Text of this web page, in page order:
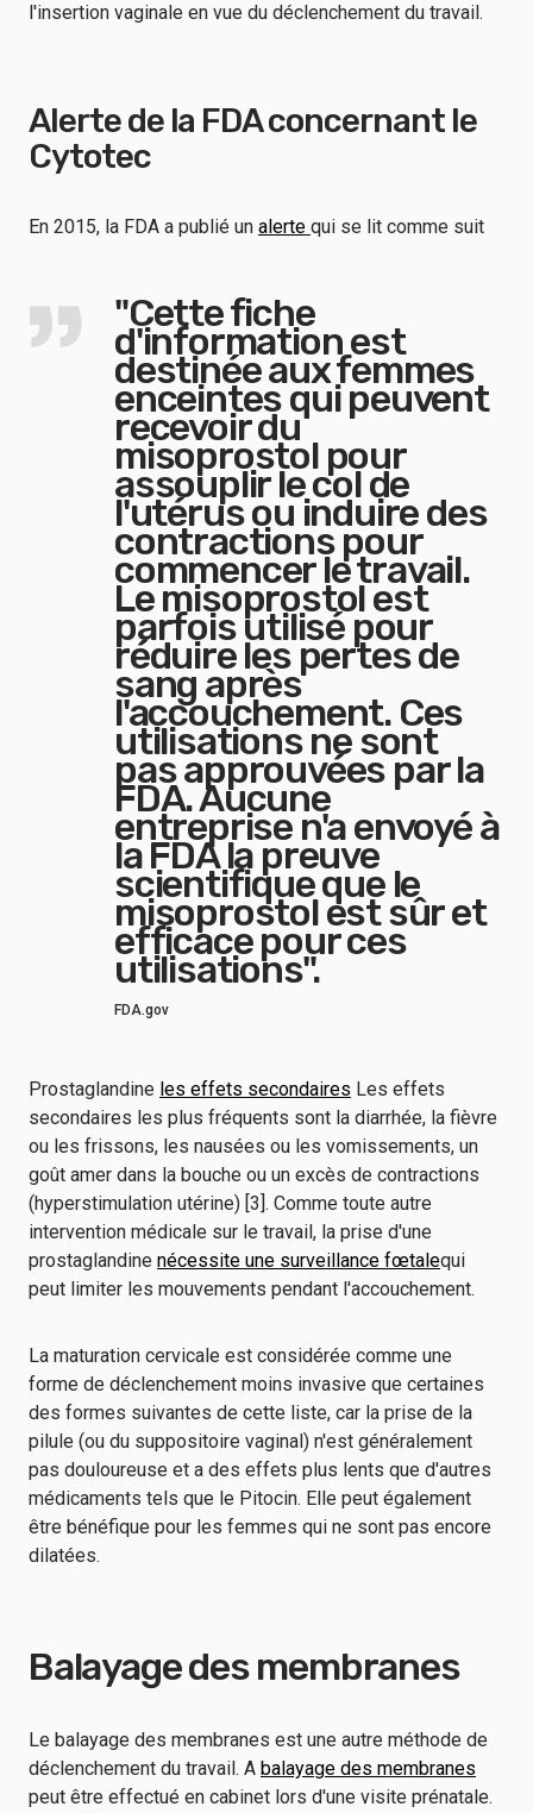
l'insertion vaginale en vue du déclenchement du travail.
Alerte de la FDA concernant le
Cytotec
En 2015, la FDA a publié un alerte qui se lit comme suit
"Cette fiche
d'information est
destinée aux femmes
enceintes qui peuvent
recevoir du
misoprostol pour
assouplir le col de
l'utérus ou induire des
contractions pour
commencer le travail.
Le misoprostol est
parfois utilisé pour
réduire les pertes de
sang après
l'accouchement. Ces
utilisations ne sont
pas approuvées par la
FDA. Aucune
entreprise n'a envoyé à
la FDA la preuve
scientifique que le
misoprostol est sûr et
efficace pour ces
utilisations".
FDA.gov
Prostaglandine les effets secondaires Les effets
secondaires les plus fréquents sont la diarrhée, la fièvre
ou les frissons, les nausées ou les vomissements, un
goût amer dans la bouche ou un excès de contractions
(hyperstimulation utérine) [3]. Comme toute autre
intervention médicale sur le travail, la prise d'une
prostaglandine nécessite une surveillance fœtalequi
peut limiter les mouvements pendant l'accouchement.
La maturation cervicale est considérée comme une
forme de déclenchement moins invasive que certaines
des formes suivantes de cette liste, car la prise de la
pilule (ou du suppositoire vaginal) n'est généralement
pas douloureuse et a des effets plus lents que d'autres
médicaments tels que le Pitocin. Elle peut également
être bénéfique pour les femmes qui ne sont pas encore
dilatées.
Balayage des membranes
Le balayage des membranes est une autre méthode de
déclenchement du travail. A balayage des membranes
peut être effectué en cabinet lors d'une visite prénatale.